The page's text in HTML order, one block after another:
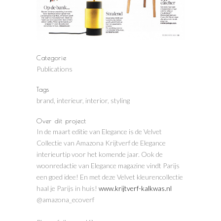
Categorie
Publications
Tags
brand, interieur, interior, styling
Over dit project
In de maart editie van Elegance is de Velvet
Collectie van Amazona Krijtverf de Elegance
interieurtip voor het komende jaar. Ook de
woonredactie van Elegance magazine vindt Parijs
een goed idee! En met deze Velvet kleurencollectie
haal je Parijs in huis! www.krijtverf-kalkwas.nl
@amazona_ecoverf